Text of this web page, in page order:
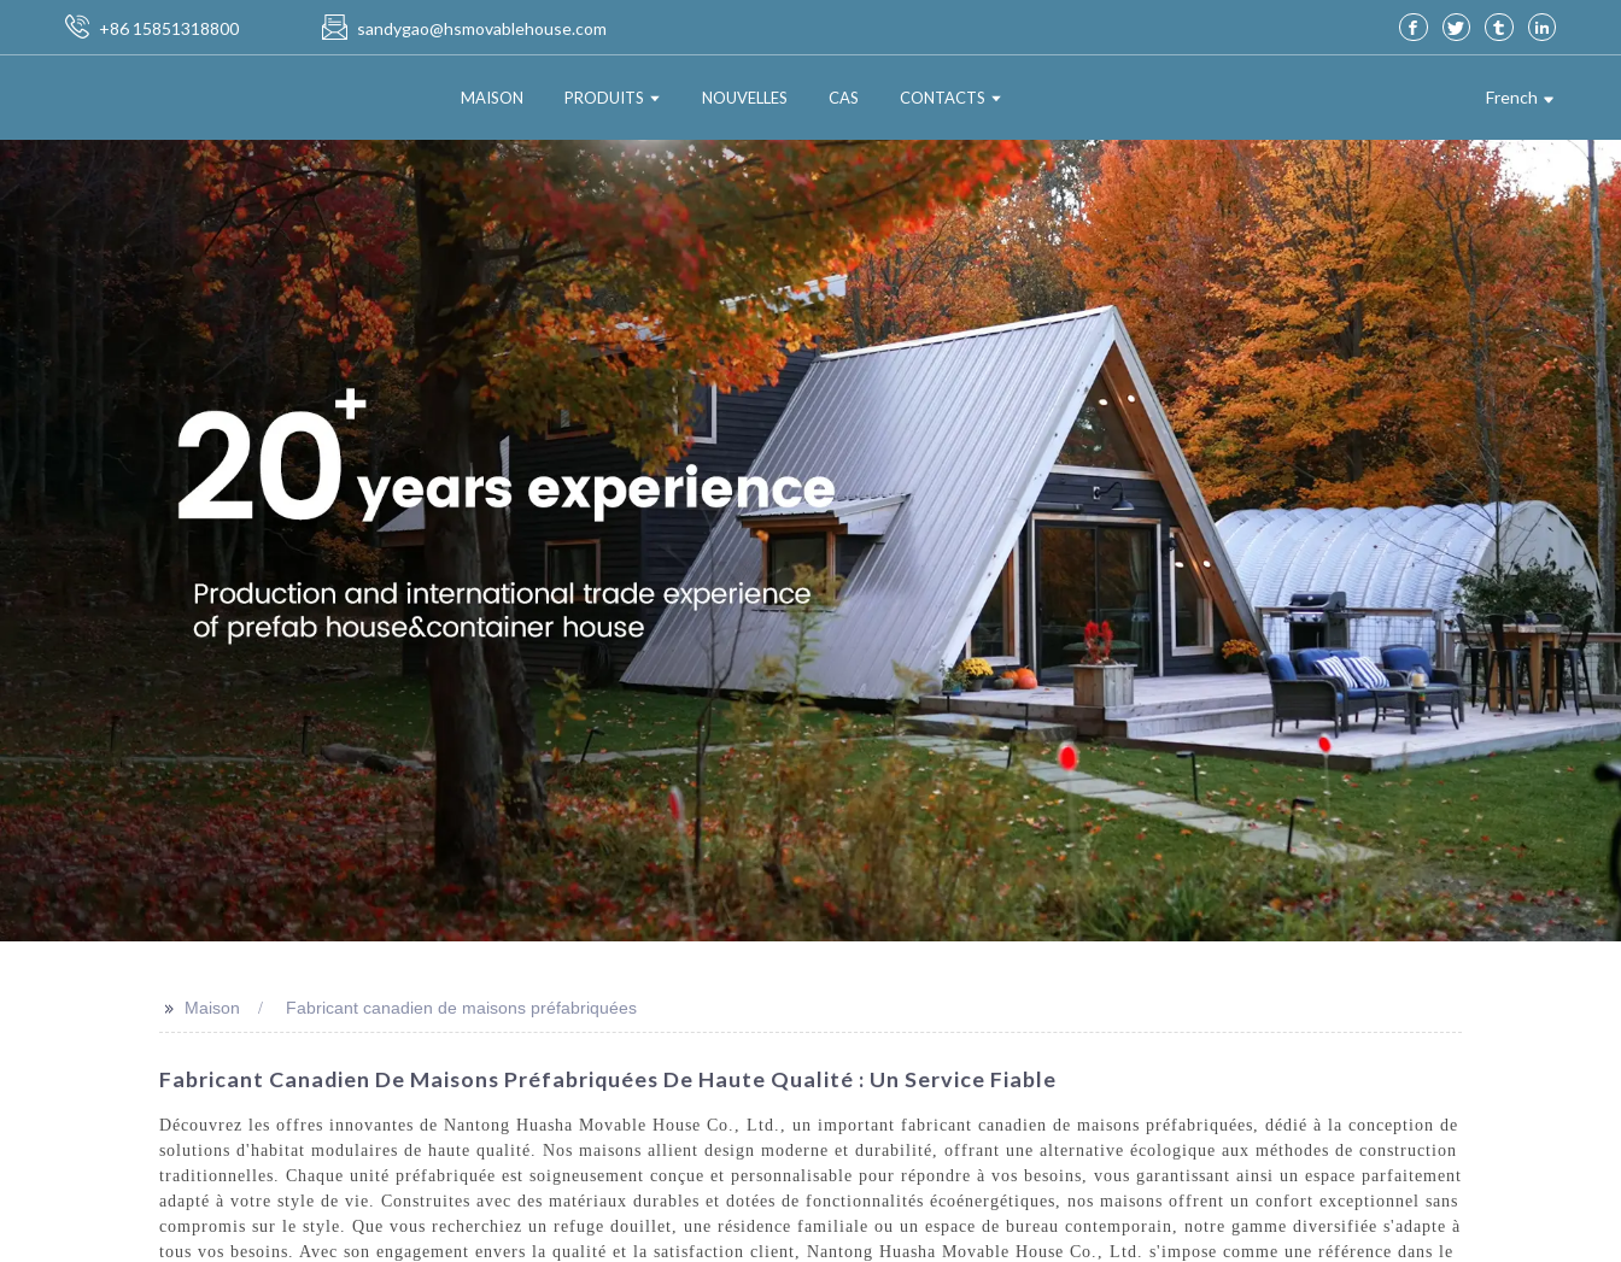
+86 15851318800 sandygao@hsmovablehouse.com
MAISON PRODUITS NOUVELLES CAS CONTACTS French
>> Maison Fabricant canadien de maisons préfabriquées
Fabricant Canadien De Maisons Préfabriquées De Haute Qualité : Un Service Fiable
Découvrez les offres innovantes de Nantong Huasha Movable House Co., Ltd., un important fabricant canadien de maisons préfabriquées, dédié à la conception de
solutions d'habitat modulaires de haute qualité. Nos maisons allient design moderne et durabilité, offrant une alternative écologique aux méthodes de construction
traditionnelles. Chaque unité préfabriquée est soigneusement conçue et personnalisable pour répondre à vos besoins, vous garantissant ainsi un espace parfaitement
adapté à votre style de vie. Construites avec des matériaux durables et dotées de fonctionnalités écoénergétiques, nos maisons offrent un confort exceptionnel sans
compromis sur le style. Que vous recherchiez un refuge douillet, une résidence familiale ou un espace de bureau contemporain, notre gamme diversifiée s'adapte à
tous vos besoins. Avec son engagement envers la qualité et la satisfaction client, Nantong Huasha Movable House Co., Ltd. s'impose comme une référence dans le